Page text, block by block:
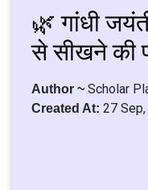
🌿 गांधी
से सीखने की
Author ~ Scholar
Created At: 27